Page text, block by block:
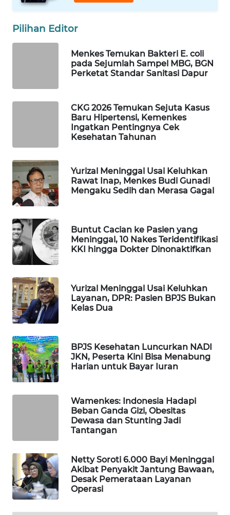
Pilihan Editor
Menkes Temukan Bakteri E. coli
pada Sejumlah Sampel MBG, BGN
Perketat Standar Sanitasi Dapur
CKG 2026 Temukan Sejuta Kasus
Baru Hipertensi, Kemenkes
Ingatkan Pentingnya Cek
Kesehatan Tahunan
Yurizal Meninggal Usai Keluhkan
Rawat Inap, Menkes Budi Gunadi
Mengaku Sedih dan Merasa Gagal
Buntut Cacian ke Pasien yang
Meninggal, 10 Nakes Teridentifikasi
KKI hingga Dokter Dinonaktifkan
Yurizal Meninggal Usai Keluhkan
Layanan, DPR: Pasien BPJS Bukan
Kelas Dua
BPJS Kesehatan Luncurkan NADI
JKN, Peserta Kini Bisa Menabung
Harian untuk Bayar Iuran
Wamenkes: Indonesia Hadapi
Beban Ganda Gizi, Obesitas
Dewasa dan Stunting Jadi
Tantangan
Netty Soroti 6.000 Bayi Meninggal
Akibat Penyakit Jantung Bawaan,
Desak Pemerataan Layanan
Operasi
Group
WAHANA
NEWS
WAHANA
WAHANA
KONSUMEN
WAHANA
LISTRIK
WAHANA
WAHANA
TV
WAHANANEWS
ID
WAHANANEWS
CO ID
SPORT
WAHANA
UMKM